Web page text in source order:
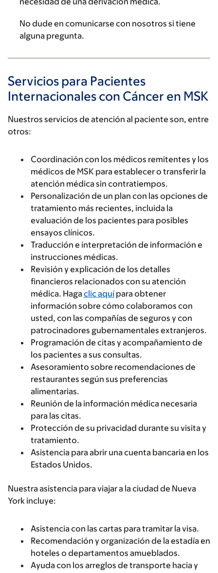
No dude en comunicarse con nosotros si tiene
alguna pregunta.
Servicios para Pacientes
Internacionales con Cáncer en MSK
Nuestros servicios de atención al paciente son, entre
otros:
Coordinación con los médicos remitentes y los
médicos de MSK para establecer o transferir la
atención médica sin contratiempos.
Personalización de un plan con las opciones de
tratamiento más recientes, incluida la
evaluación de los pacientes para posibles
ensayos clínicos.
Traducción e interpretación de información e
instrucciones médicas.
Revisión y explicación de los detalles
financieros relacionados con su atención
médica. Hagaclic aquípara obtener
información sobre cómo colaboramos con
usted, con las compañías de seguros y con
patrocinadores gubernamentales extranjeros.
Programación de citas y acompañamiento de
los pacientes a sus consultas.
Asesoramiento sobre recomendaciones de
restaurantes según sus preferencias
alimentarias.
Reunión de la información médica necesaria
para las citas.
Protección de su privacidad durante su visita y
tratamiento.
Asistencia para abrir una cuenta bancaria en los
Estados Unidos.
Nuestra asistencia para viajar a la ciudad de Nueva
York incluye:
Asistencia con las cartas para tramitar la visa.
Recomendación y organización de la estadía en
hoteles o departamentos amueblados.
Ayuda con los arreglos de transporte hacia y